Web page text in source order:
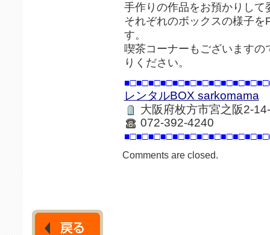
手作りの作品をお預かりして
それぞれのボックスの様子
す。
喫茶コーナーもございます
りください。
レンタルBOX sarkomama
大阪府枚方市宮之阪2-
072-392-4240
Comments are closed.